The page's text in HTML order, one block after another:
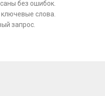
без ошибок.
слова.
запрос.